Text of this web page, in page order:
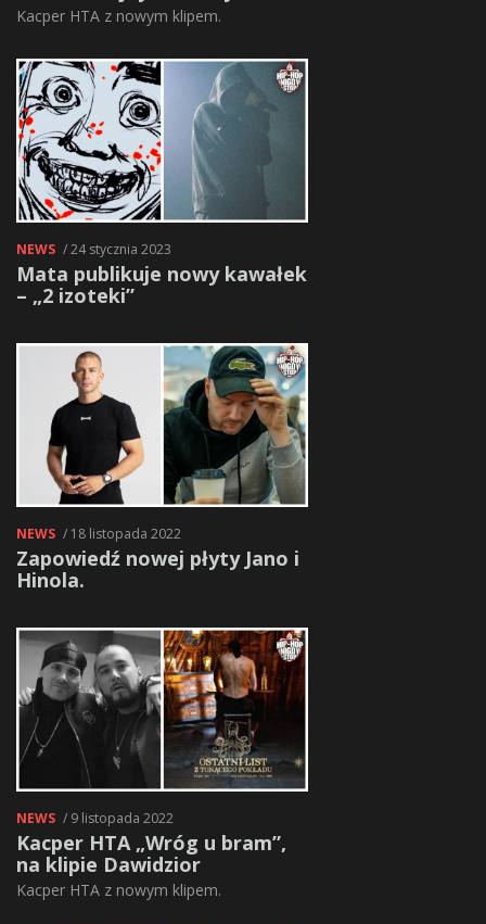
Kacper HTA z nowym klipem.
NEWS / 24 stycznia 2023
Mata publikuje nowy kawałek
– „2 izoteki”
NEWS / 18 listopada 2022
Zapowiedź nowej płyty Jano i
Hinola.
NEWS / 9 listopada 2022
Kacper HTA „Wróg u bram”,
na klipie Dawidzior
Kacper HTA z nowym klipem.